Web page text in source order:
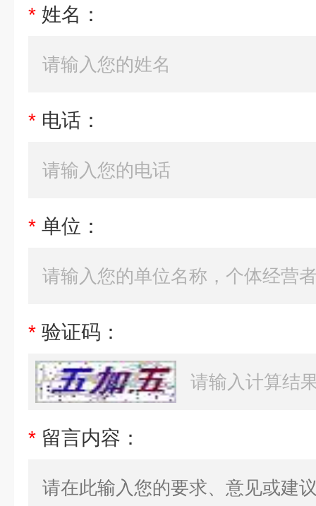
* 姓名：
* 电话：
* 单位：
* 验证码：
* 留言内容：